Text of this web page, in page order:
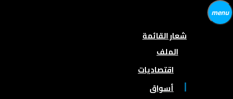
menu
شعار القائمة
الملف
اقتصاديات
أسواق